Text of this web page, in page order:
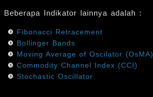
Beberapa Indikator lainnya adalah :
Fibonacci Retracement
Bollinger Bands
Moving Average of Oscilator (OsMA)
Commodity Channel Index (CCI)
Stochastic Oscillator